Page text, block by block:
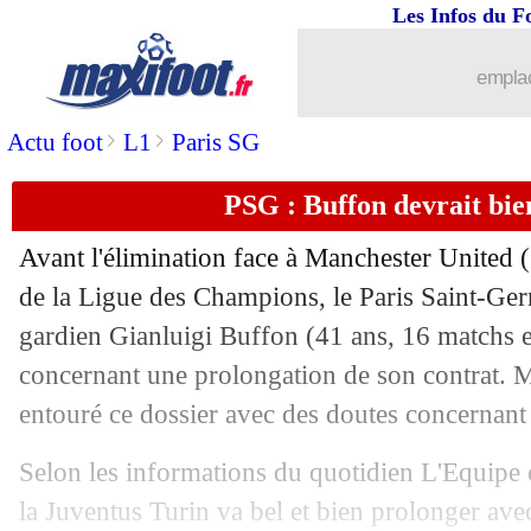
Actu foot> L1 > Paris SG
Les Infos du
PSG : Buffon devrait
Avant l'élimination face à Manchester United
de la Ligue des Champions, le Paris Saint-
gardien Gianluigi Buffon (41 ans, 16 matchs
concernant une prolongation de son contrat.
entouré ce dossier avec des doutes
Selon les informations du quotidien L'Equipe
la Juventus Turin va bel et bien prolonger
PSG: le cas Alves commence à
16/05 OM
16/05 Barça: de Jong s'imagine déjà avec
16/05 PSG : Sessegnon dans le viseur,
16/05 Barça: Laporta contre la venue de
16/05 Lille: un obstacle pour la piste
16/05 PSG : une nouvelle approche pour